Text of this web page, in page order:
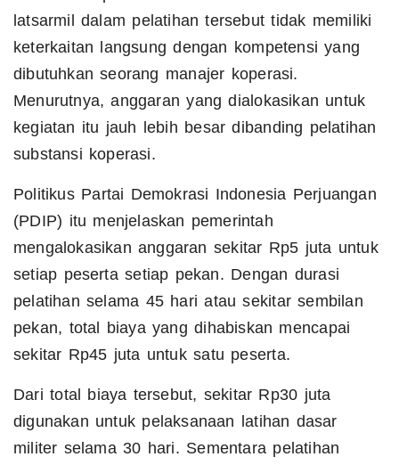
latsarmil dalam pelatihan tersebut tidak memiliki
keterkaitan langsung dengan kompetensi yang
dibutuhkan seorang manajer koperasi.
Menurutnya, anggaran yang dialokasikan untuk
kegiatan itu jauh lebih besar dibanding pelatihan
substansi koperasi.
Politikus Partai Demokrasi Indonesia Perjuangan
(PDIP) itu menjelaskan pemerintah
mengalokasikan anggaran sekitar Rp5 juta untuk
setiap peserta setiap pekan. Dengan durasi
pelatihan selama 45 hari atau sekitar sembilan
pekan, total biaya yang dihabiskan mencapai
sekitar Rp45 juta untuk satu peserta.
Dari total biaya tersebut, sekitar Rp30 juta
digunakan untuk pelaksanaan latihan dasar
militer selama 30 hari. Sementara pelatihan